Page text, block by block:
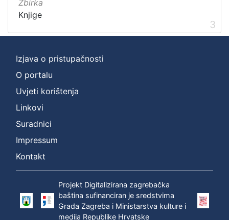
Zbirka
Knjige
3
Izjava o pristupačnosti
O portalu
Uvjeti korištenja
Linkovi
Suradnici
Impressum
Kontakt
Projekt Digitalizirana zagrebačka
baština sufinanciran je sredstvima
Grada Zagreba i Ministarstva kulture i
medija Republike Hrvatske